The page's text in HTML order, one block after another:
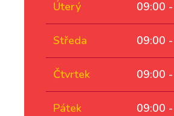
Úterý 09:00
Středa 09:00
Čtvrtek 09:00
Pátek 09:00